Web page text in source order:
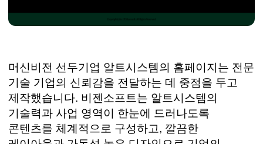
머신비전 선두기업 알트시스템의 홈페이지는 전문
기술 기업의 신뢰감을 전달하는 데 중점을 두고
제작했습니다. 비젠소프트는 알트시스템의
기술력과 사업 영역이 한눈에 드러나도록
콘텐츠를 체계적으로 구성하고, 깔끔한